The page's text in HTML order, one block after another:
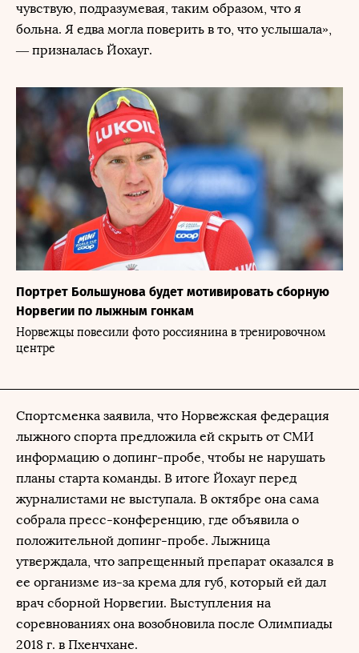
чувствую, подразумевая, таким образом, что я
больна. Я едва могла поверить в то, что услышала»,
— призналась Йохауг.
Портрет Большунова будет мотивировать сборную
Норвегии по лыжным гонкам
Норвежцы повесили фото россиянина в тренировочном
центре
Спортсменка заявила, что Норвежская федерация
лыжного спорта предложила ей скрыть от СМИ
информацию о допинг-пробе, чтобы не нарушать
планы старта команды. В итоге Йохауг перед
журналистами не выступала. В октябре она сама
собрала пресс-конференцию, где объявила о
положительной допинг-пробе. Лыжница
утверждала, что запрещенный препарат оказался в
ее организме из-за крема для губ, который ей дал
врач сборной Норвегии. Выступления на
соревнованиях она возобновила после Олимпиады
2018 г. в Пхенчхане.